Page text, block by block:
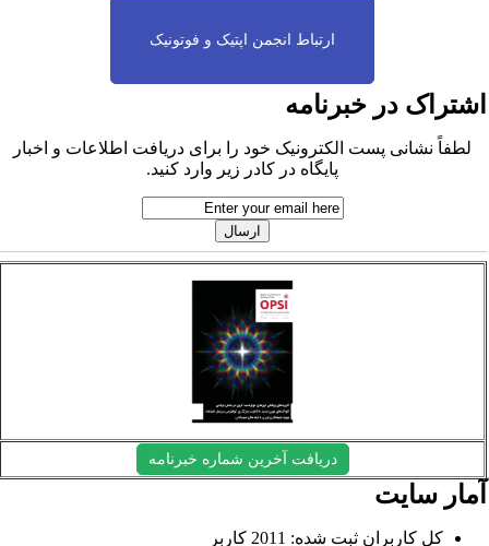
ارتباط انجمن اپتیک و فوتونیک
در خبرنامه
لطفاً نشانی پست الکترونیک خود را برای دریافت اطلاعات و اخبار
پایگاه در کادر زیر وارد کنید.
دریافت آخرین شماره خبرنامه
سایت
کل کاربران ثبت شده: 2011 کاربر